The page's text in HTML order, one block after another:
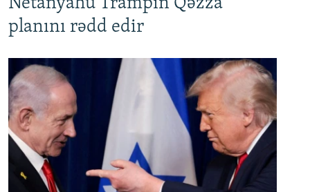
Netanyahu Trampın Qəzza
planını rədd edir